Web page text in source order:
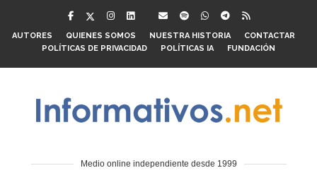
AUTORES QUIENES SOMOS NUESTRA HISTORIA
CONTACTAR
POLÍTICAS DE PRIVACIDAD
POLÍTICAS IA FUNDACIÓN
Medio online independiente desde 1999